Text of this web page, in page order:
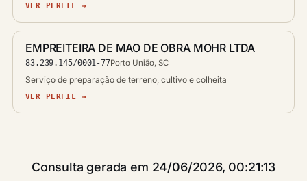
VER PERFIL →
EMPREITEIRA DE MAO DE OBRA MOHR LTDA
83.239.145/0001-77Porto União, SC
Serviço de preparação de terreno, cultivo e colheita
VER PERFIL →
Consulta gerada em 24/06/2026, 00:21:13